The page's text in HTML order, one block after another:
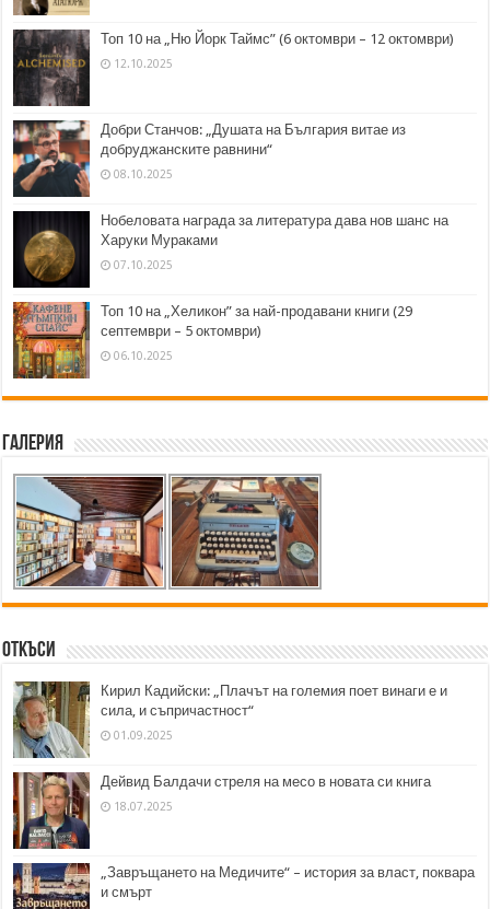
Топ 10 на „Ню Йорк Таймс” (6 октомври – 12 октомври)
12.10.2025
Добри Станчов: „Душата на България витае из
добруджанските равнини“
08.10.2025
Нобеловата награда за литература дава нов шанс на
Харуки Мураками
07.10.2025
Топ 10 на „Хеликон” за най-продавани книги (29
септември – 5 октомври)
06.10.2025
Галерия
Откъси
Кирил Кадийски: „Плачът на големия поет винаги е и
сила, и съпричастност“
01.09.2025
Дейвид Балдачи стреля на месо в новата си книга
18.07.2025
„Завръщането на Медичите“ – история за власт, поквара
и смърт